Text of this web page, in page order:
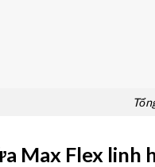
Max Flex